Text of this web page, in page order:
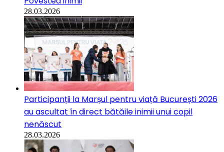
28.03.2026
Participanții la Marșul pentru viață București 2026
au ascultat în direct bătăile inimii unui copil
nenăscut
28.03.2026